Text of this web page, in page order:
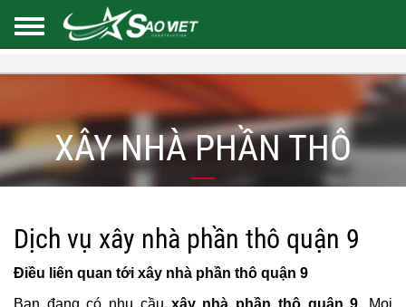
XÂY NHÀ PHẦN THÔ
Dịch vụ xây nhà phần thô quận 9
Điều liên quan tới xây nhà phần thô quận 9
Bạn đang có nhu cầu xây nhà phần thô quận 9. Mọi